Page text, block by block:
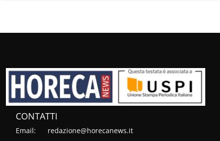
CONTATTI
Email: redazione@horecanews.it